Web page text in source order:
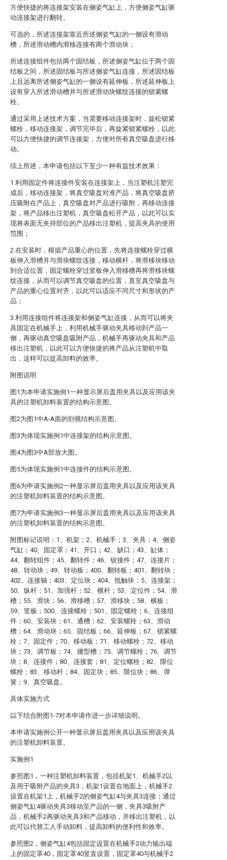
方便快捷的将连接架安装在侧姿气缸上，方便侧姿气缸驱
动连接架进行翻转。
可选的，所述连接架靠近所述侧姿气缸的一侧设有滑动
槽，所述滑动槽内滑移连接有两个滑动块；
所述连接组件包括两个固结板，所述侧姿气缸位于两个固
结板之间，所述固结板与所述侧姿气缸连接，所述固结板
上且远离所述侧姿气缸的一侧设有延伸板，所述延伸板上
设有穿入所述滑动槽并与所述滑动块螺纹连接的锁紧螺
栓。
通过采用上述技术方案，当需要移动连接架时，旋松锁紧
螺栓，移动连接架，调节完毕后，再旋紧锁紧螺栓，以此
可以方便快捷的调节连接架，方便对所有真空吸盘进行移
动。
综上所述，本申请包括以下至少一种有益技术效果：
1.利用固定件将连接件安装在连接架上，当注塑机注塑完
成后，移动连接架，将真空吸盘对准产品，将真空吸盘挤
压吸附在产品上，真空吸盘对产品进行吸附，再移动连接
架，将产品移出注塑机，真空吸盘松开产品，以此可以实
现将表面无夹持部位的产品移出注塑机，提高夹具的使用
范围；
2.在安装时，根据产品重心的位置，先将连接螺栓穿过横
板伸入滑槽并与滑块螺纹连接，移动横杆，将滑移块移动
到合适位置，固定螺栓穿过竖板伸入滑移槽再将滑移块螺
纹连接，从而可以调节真空吸盘的位置，直至真空吸盘与
产品的重心位置对齐，以此可以适应不同尺寸和形状的产
品；
3.利用连接组件将连接架和侧姿气缸连接，从而可以将夹
具固定在机械手上，利用机械手驱动夹具移动到产品一
侧，再驱动真空吸盘吸附产品，机械手再驱动夹具和产品
移出注塑机，以此可以方便快捷的将产品从注塑机中取
出，这样可以提高卸料的效率。
附图说明
图1为本申请实施例1一种显示屏后盖用夹具以及应用该夹
具的注塑机卸料装置的结构示意图。
图2为图1中A-A面的剖视结构示意图。
图3为体现实施例1中连接架的结构示意图。
图4为图3中A部放大图。
图5为体现实施例1中连接件的结构示意图。
图6为申请实施例2一种显示屏后盖用夹具以及应用该夹具
的注塑机卸料装置的结构示意图。
图7为申请实施例3一种显示屏后盖用夹具以及应用该夹具
的注塑机卸料装置的结构示意图。
附图标记说明：1、机架；2、机械手；3、夹具；4、侧姿
气缸；40、固定罩；41、开口；42、缺口；43、缸体；
44、翻转组件；45、翻转件；46、铰接件；47、连接片；
48、转动块；49、转动板；400、翻转板；401、翻转块；
402、连接轴；403、定位块；404、抵触块；5、连接架；
50、纵杆；51、加强杆；52、横杆；53、定位件；54、滑
槽；55、滑块；56、滑移槽；57、滑移块；58、横板；
59、竖板；500、连接螺栓；501、固定螺栓；6、连接组
件；60、安装块；61、通槽；62、安装螺栓；63、滑动
槽；64、滑动块；65、固结板；66、延伸板；67、锁紧螺
栓；7、固定件；70、移动板；71、移动螺栓；72、移动
块；73、调节板；74、腰型槽；75、调节螺栓；76、调节
块；8、连接件；80、连接套；81、定位螺栓；82、限位
螺栓；83、移动杆；84、固定块；85、限位块；86、弹
簧；9、真空吸盘。
具体实施方式
以下结合附图1-7对本申请作进一步详细说明。
本申请实施例公开一种显示屏后盖用夹具以及应用该夹具
的注塑机卸料装置。
实施例1
参照图1，一种注塑机卸料装置，包括机架1、机械手2以
及用于吸附产品的夹具3，机架1设置在地面上，机械手2
设置在机架1上，机械手2的侧姿气缸4与夹具3连接；通过
侧姿气缸4驱动夹具3移动至产品的一侧，夹具3吸附产
品，机械手2再驱动夹具3和产品移动，并移出注塑机，以
此可以代替工人手动卸料，提高卸料的便利性和效率。
参照图2，侧姿气缸4包括固定设置在机械手2动力输出端
上的固定罩40，固定罩40竖直设置，固定罩40与机械手2